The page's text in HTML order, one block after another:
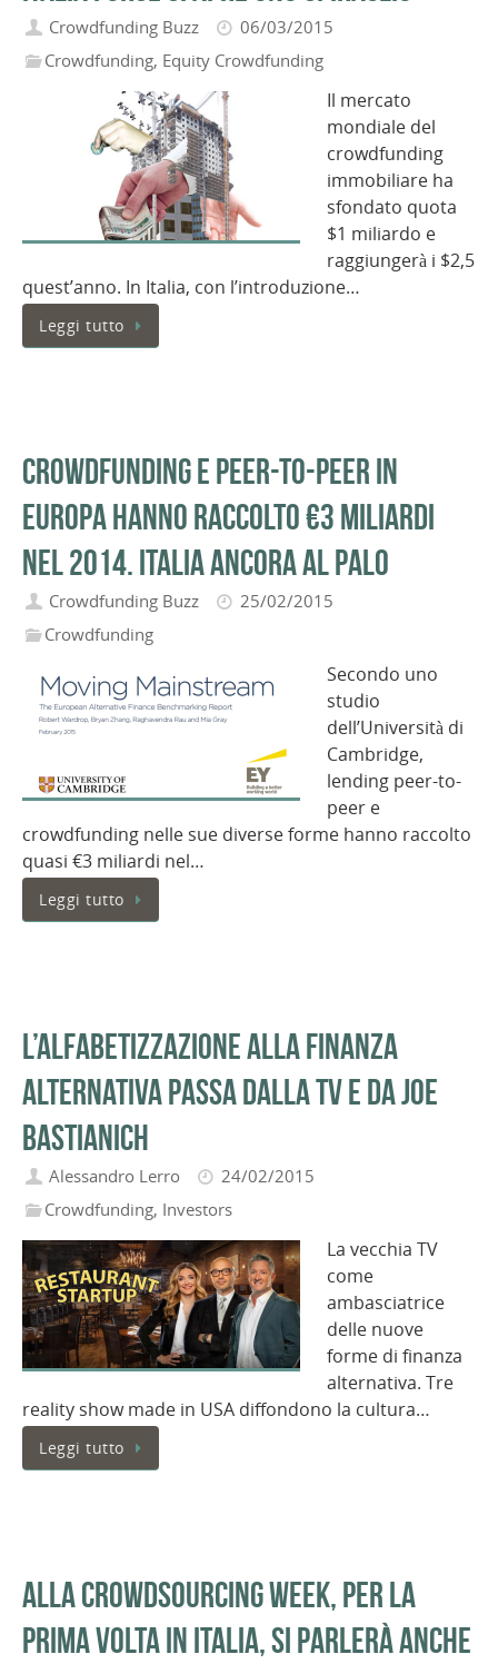
Crowdfunding Buzz
06/03/2015
Crowdfunding, Equity Crowdfunding
Il mercato
mondiale del
crowdfunding
immobiliare ha
sfondato quota
$1 miliardo e
raggiungerà i $2,5
quest’anno. In Italia, con l’introduzione…
Leggi tutto
Crowdfunding e peer-to-peer in
Europa hanno raccolto €3 miliardi
nel 2014. Italia ancora al palo
Crowdfunding Buzz
25/02/2015
Crowdfunding
Secondo uno
studio
dell’Università di
Cambridge,
lending peer-to-
peer e
crowdfunding nelle sue diverse forme hanno raccolto
quasi €3 miliardi nel…
Leggi tutto
L’alfabetizzazione alla finanza
alternativa passa dalla TV e da Joe
Bastianich
Alessandro Lerro
24/02/2015
Crowdfunding, Investors
La vecchia TV
come
ambasciatrice
delle nuove
forme di finanza
alternativa. Tre
reality show made in USA diffondono la cultura…
Leggi tutto
Alla CrowdSourcing Week, per la
prima volta in Italia, si parlerà anche